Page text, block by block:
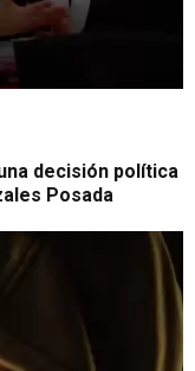
decisión política
Posada